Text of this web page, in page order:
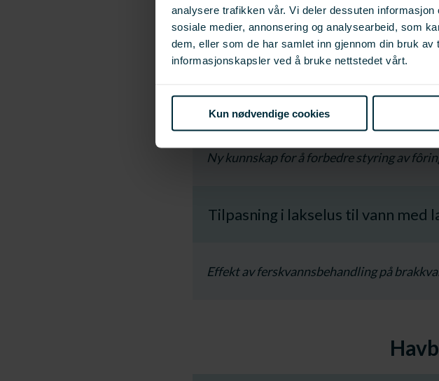
analysere trafikken vår. Vi deler dessuten
sosiale medier, annonsering og analysearbeid, som
dem, eller som de har samlet inn gjennom din bruk
informasjonskapsler ved å bruke nettstedet vårt.
Kun nødvendige cookies
Dokumentasjon av tilstedeværelse av
(OptiVekst)
​Ny kunnskap for å forbedre styring av
Tilpasning i lakselus til vann med
Effekt av ferskvannsbehandling på